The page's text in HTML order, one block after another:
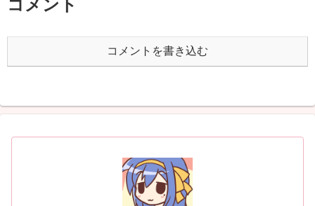
コメント
コメントを書き込む